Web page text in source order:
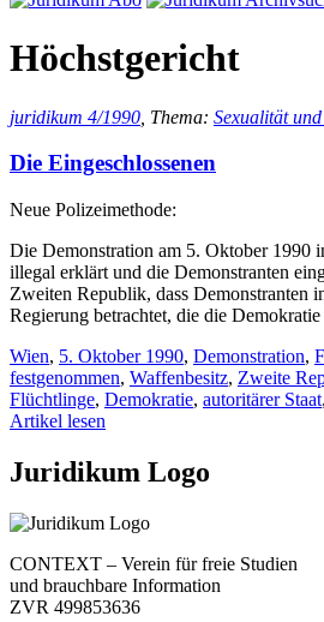
Höchstgericht
juridikum 4/1990 , Thema: Sexualität
Die Eingeschlossenen
Neue Polizeimethode:
Die Demonstration am 5. Oktober 1990
illegal erklärt und die Demonstranten
Zweiten Republik, dass Demonstranten
Regierung betrachtet, die die
Wien, 5. Oktober 1990, Demonstration,
festgenommen, Waffenbesitz, Zweite
Flüchtlinge, Demokratie, autoritärer Staat,
Artikel lesen
Juridikum Logo
CONTEXT – Verein für freie Studien
und brauchbare Information
ZVR 499853636